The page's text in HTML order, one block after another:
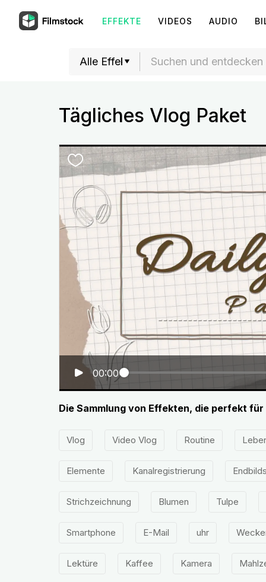
EFFEKTE VIDEOS AUDIO
Tägliches Vlog Paket
00:00
Die Sammlung von Effekten, die perfekt
Vlog Video Vlog Routine
Elemente Kanalregistrierung
Strichzeichnung Blumen Tulpe
Smartphone E-Mail uhr
Lektüre Kaffee Kamera